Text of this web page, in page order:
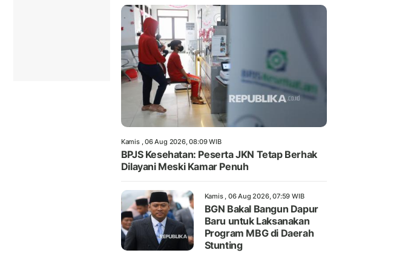
Kamis , 06 Aug 2026, 08:09 WIB
BPJS Kesehatan: Peserta JKN Tetap Berhak
Dilayani Meski Kamar Penuh
Kamis , 06 Aug 2026, 07:59 WIB
BGN Bakal Bangun Dapur
Baru untuk Laksanakan
Program MBG di Daerah
Stunting